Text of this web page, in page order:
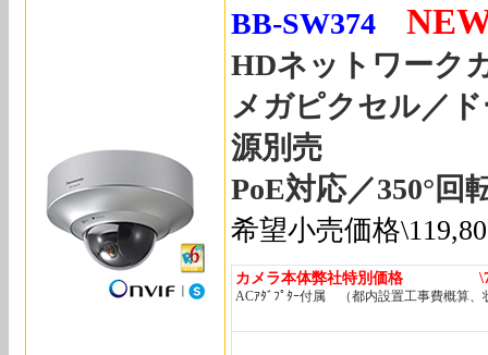
BB-SW374
HDネットワーク
メガピクセル／
源別売
PoE対応／350°回
希望小売価格
カメラ本体弊社特別価格
ACｱﾀﾞﾌﾟﾀｰ付属 （都内設置工事費概算、